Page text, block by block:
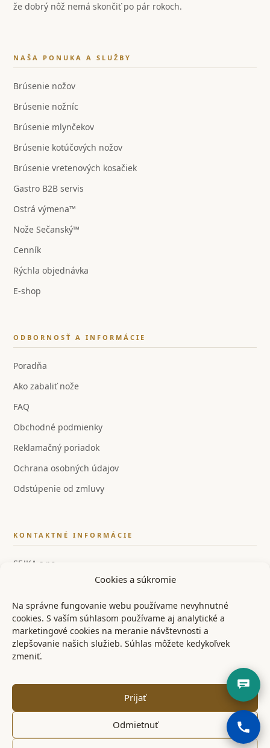
Cookies a súkromie
Na správne fungovanie webu používame nevyhnutné
cookies. S vaším súhlasom používame aj analytické a
marketingové cookies na meranie návštevnosti a
zlepšovanie našich služieb. Súhlas môžete kedykoľvek
zmeniť.
Prijať
Odmietnuť
že dobrý nôž nemá skončiť po pár rokoch.
NAŠA PONUKA A SLUŽBY
Brúsenie nožov
Brúsenie nožníc
Brúsenie mlynčekov
Brúsenie kotúčových nožov
Brúsenie vretenových kosačiek
Gastro B2B servis
Ostrá výmena™
Nože Sečanský™
Cenník
Rýchla objednávka
E-shop
ODBORNOSŤ A INFORMÁCIE
Poradňa
Ako zabaliť nože
FAQ
Obchodné podmienky
Reklamačný poriadok
Ochrana osobných údajov
Odstúpenie od zmluvy
KONTAKTNÉ INFORMÁCIE
SEJKA s.r.o.
IČ DPH: SK2122126259
📞 +421 948 528 526
✉ info@ostrenoze.sk
© 2024 OstréNože.sk – Všetky práva vyhradené
REKLAMAČNÝ PORIADOK